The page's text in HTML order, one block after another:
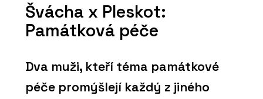
Švácha x Pleskot:
Památková péče
Dva muži, kteří téma památkové
péče promýšlejí každý z jiného